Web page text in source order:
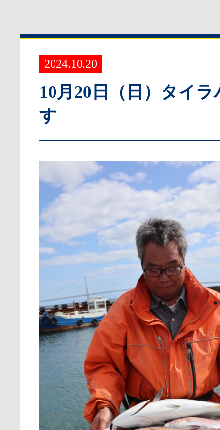
2024.10.20
10月20日（日）タイ
す